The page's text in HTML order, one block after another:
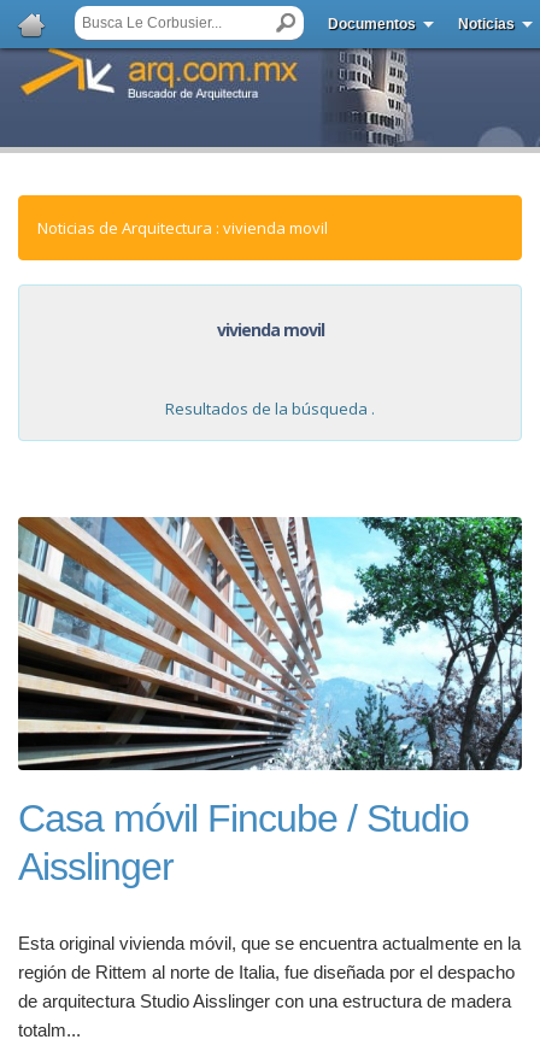
Documentos Noticias
Noticias de Arquitectura : vivienda movil
vivienda movil
Resultados de la búsqueda .
Casa móvil Fincube / Studio
Aisslinger
Esta original vivienda móvil, que se encuentra actualmente en la
región de Rittem al norte de Italia, fue diseñada por el despacho
de arquitectura Studio Aisslinger con una estructura de madera
totalm...